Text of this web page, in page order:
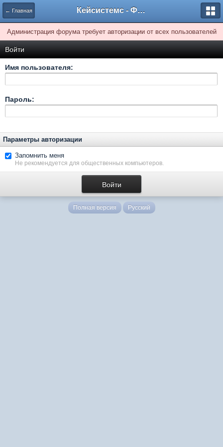
← Главная Кейсистемс - Форумы
Администрация форума требует авторизации от всех пользователей
Войти
Имя пользователя:
Пароль:
Параметры авторизации
Запомнить меня
Не рекомендуется для общественных компьютеров.
Полная версия Русский